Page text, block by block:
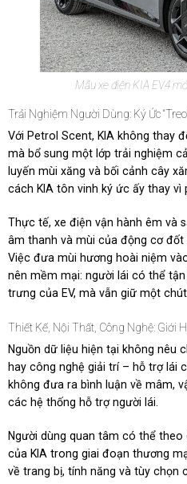
Mẫu xe điện KIA EV4
Trải Nghiệm Người Dùng: Ký Ức
Với Petrol Scent, KIA không thay
mà bổ sung một lớp trải nghiệm
luyến mùi xăng và bối cảnh cây
cách KIA tôn vinh ký ức ấy thay vì
Thực tế, xe điện vận hành êm và
âm thanh và mùi của động cơ đốt
Việc đưa mùi hương hoài niệm
nên mềm mại: người lái có thể
trưng của EV, mà vẫn giữ một
Thiết Kế, Nội Thất, Công Nghệ: Giới
Nguồn dữ liệu hiện tại không nêu
hay công nghệ giải trí – hỗ trợ lái
không đưa ra bình luận về mâm,
các hệ thống hỗ trợ người lái.
Người dùng quan tâm có thể
của KIA trong giai đoạn thương
về trang bị, tính năng và tùy chọn